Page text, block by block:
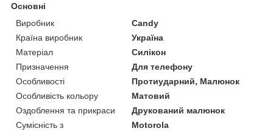
Основні
Виробник
Candy
Країна виробник
Україна
Матеріал
Силікон
Призначення
Для телефону
Особливості
Протиударний, Малюнок
Особливість кольору
Матовий
Оздоблення та прикраси
Друкований малюнок
Сумісність з
Motorola